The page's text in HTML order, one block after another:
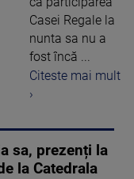
Casei Regale la
nunta sa nu a
fost încă ...
Citeste mai mult
›
sa, prezenți la
la Catedrala